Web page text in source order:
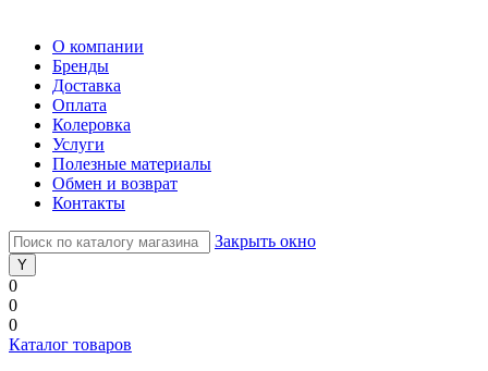
О компании
Бренды
Доставка
Оплата
Колеровка
Услуги
Полезные материалы
Обмен и возврат
Контакты
Закрыть окно
0
0
0
Каталог товаров